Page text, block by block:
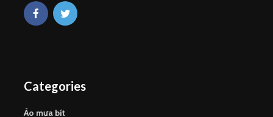
Categories
Áo mưa bít